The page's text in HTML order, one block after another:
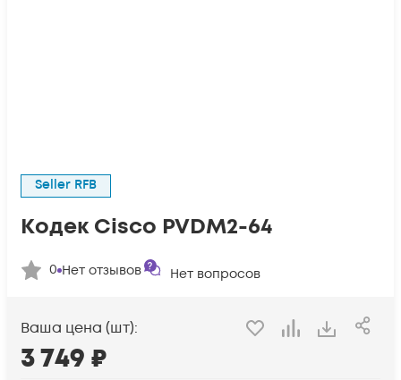
Seller RFB
Кодек Cisco PVDM2-64
0 Нет отзывов Нет вопросов
Ваша цена (шт):
3 749 ₽